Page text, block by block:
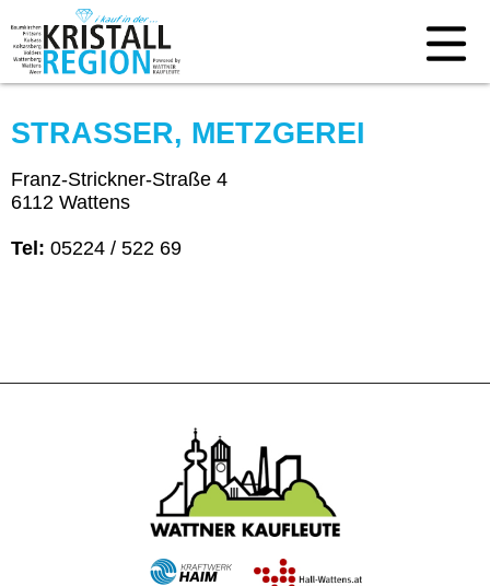
STRASSER, METZGEREI
Franz-Strickner-Straße 4
6112 Wattens
Tel: 05224 / 522 69